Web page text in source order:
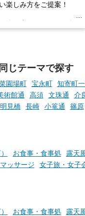
楽しみ方をご提案！
タロットなど気軽に楽し
いで、“ととのう”おふろ
、もっと特別に。
じテーマで探す
園場町 宝永町 知寄町
術館通 高須 文珠通 介
明見橋 長崎 小篭通 篠原
お食事・食事処 露天
ッサージ 女子旅・女子
お食事・食事処 露天